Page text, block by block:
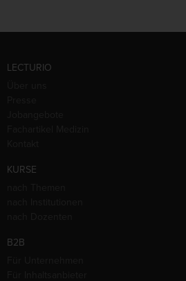
LECTURIO
KURSE
B2B